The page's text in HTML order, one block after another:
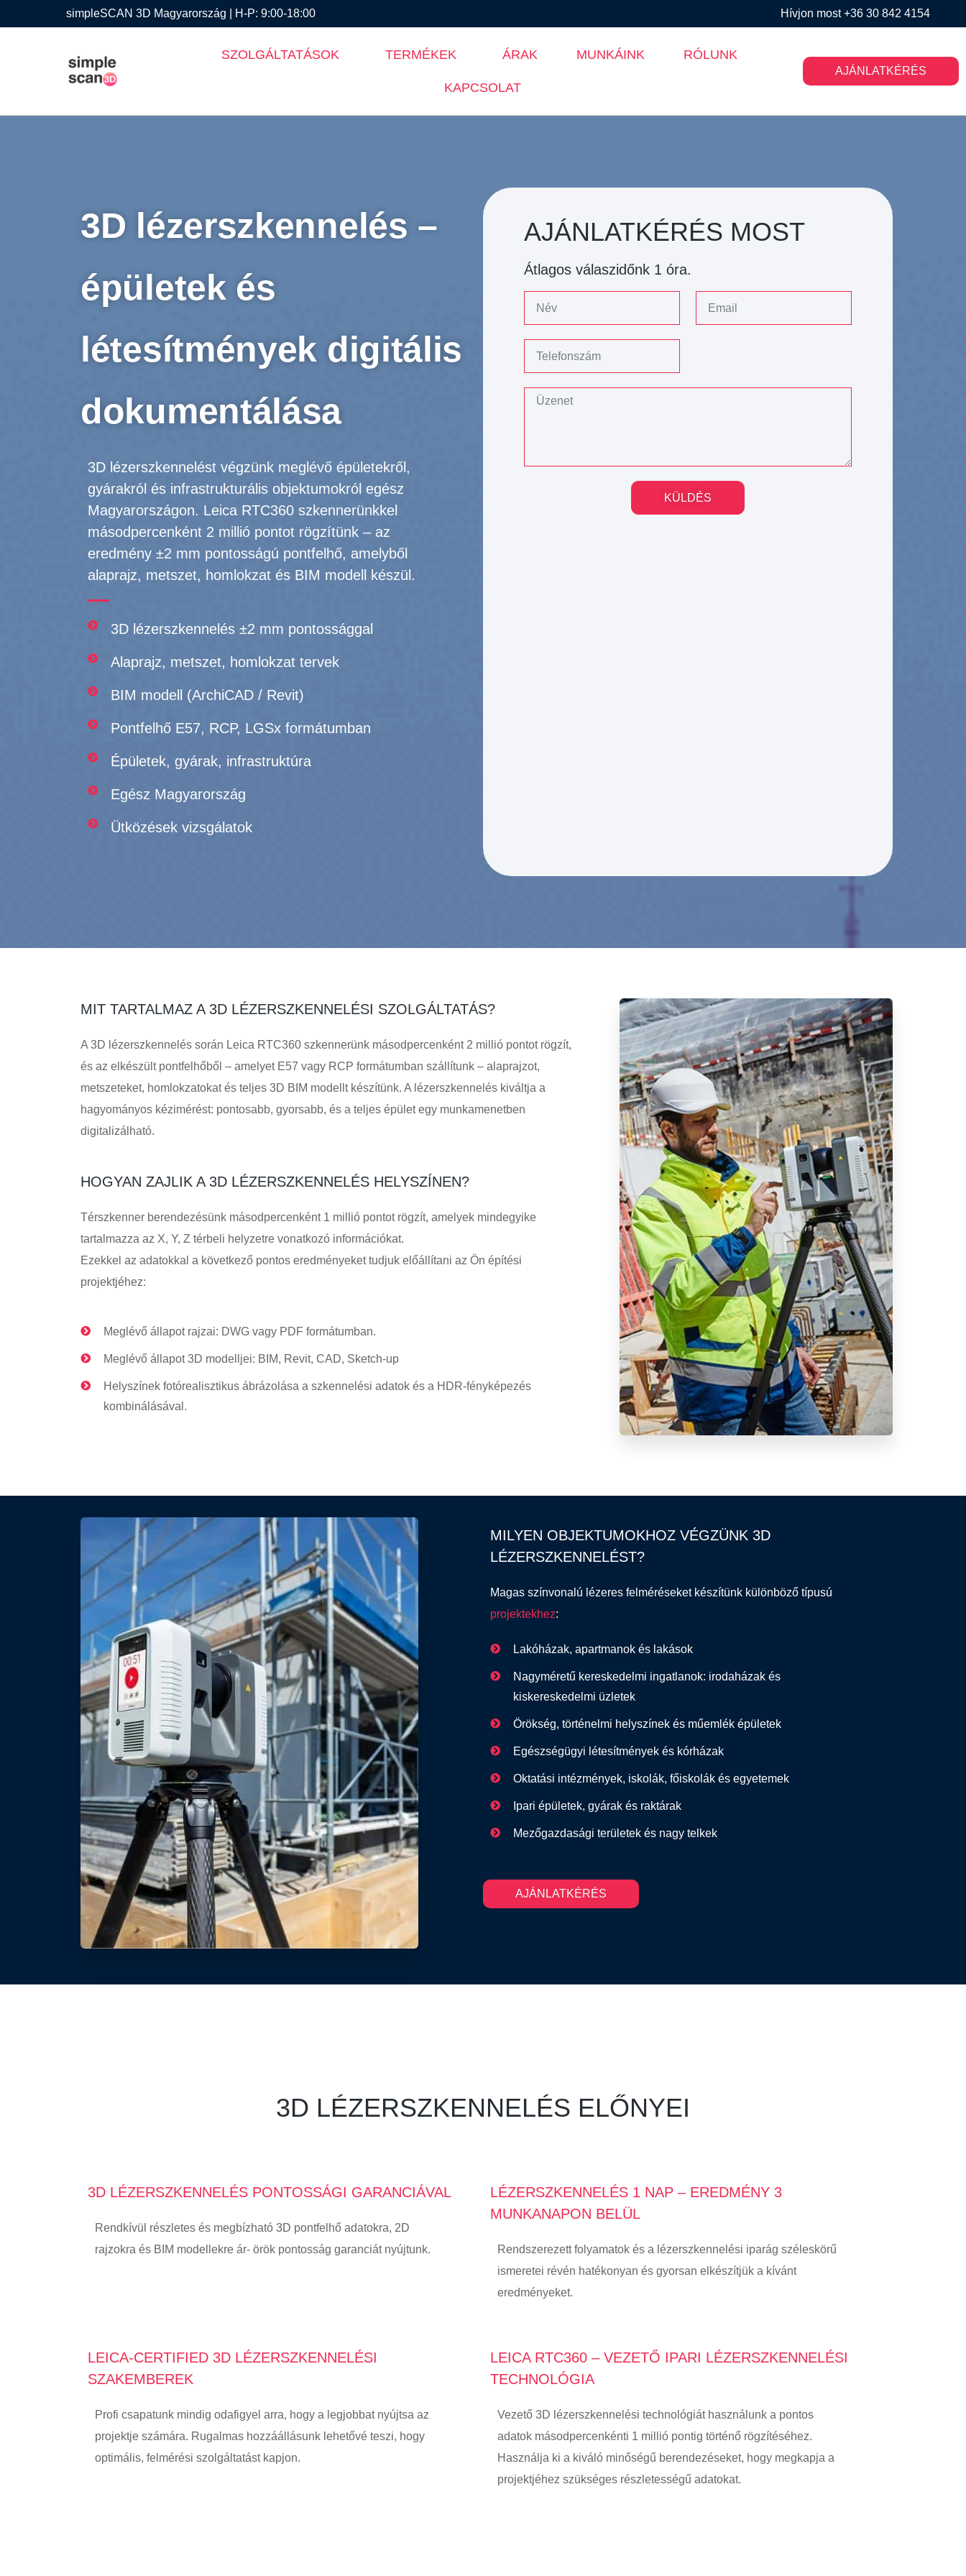
simpleSCAN 3D Magyarország | H-P: 9:00-18:00 Hívjon most +36 30 842 4154
SZOLGÁLTATÁSOK TERMÉKEK ÁRAK MUNKÁINK RÓLUNK
KAPCSOLAT
AJÁNLATKÉRÉS
3D lézerszkennelés –
épületek és
létesítmények digitális
dokumentálása
3D lézerszkennelést végzünk meglévő épületekről,
gyárakról és infrastrukturális objektumokról egész
Magyarországon. Leica RTC360 szkennerünkkel
másodpercenként 2 millió pontot rögzítünk – az
eredmény ±2 mm pontosságú pontfelhő, amelyből
alaprajz, metszet, homlokzat és BIM modell készül.
3D lézerszkennelés ±2 mm pontossággal
Alaprajz, metszet, homlokzat tervek
BIM modell (ArchiCAD / Revit)
Pontfelhő E57, RCP, LGSx formátumban
Épületek, gyárak, infrastruktúra
Egész Magyarország
Ütközések vizsgálatok
AJÁNLATKÉRÉS MOST
Átlagos válaszidőnk 1 óra.
KÜLDÉS
MIT TARTALMAZ A 3D LÉZERSZKENNELÉSI SZOLGÁLTATÁS?
A 3D lézerszkennelés során Leica RTC360 szkennerünk másodpercenként 2 millió pontot rögzít,
és az elkészült pontfelhőből – amelyet E57 vagy RCP formátumban szállítunk – alaprajzot,
metszeteket, homlokzatokat és teljes 3D BIM modellt készítünk. A lézerszkennelés kiváltja a
hagyományos kézimérést: pontosabb, gyorsabb, és a teljes épület egy munkamenetben
digitalizálható.
HOGYAN ZAJLIK A 3D LÉZERSZKENNELÉS HELYSZÍNEN?
Térszkenner berendezésünk másodpercenként 1 millió pontot rögzít, amelyek mindegyike
tartalmazza az X, Y, Z térbeli helyzetre vonatkozó információkat.
Ezekkel az adatokkal a következő pontos eredményeket tudjuk előállítani az Ön építési
projektjéhez:
Meglévő állapot rajzai: DWG vagy PDF formátumban.
Meglévő állapot 3D modelljei: BIM, Revit, CAD, Sketch-up
Helyszínek fotórealisztikus ábrázolása a szkennelési adatok és a HDR-fényképezés
kombinálásával.
MILYEN OBJEKTUMOKHOZ VÉGZÜNK 3D
LÉZERSZKENNELÉST?
Magas színvonalú lézeres felméréseket készítünk különböző típusú
projektekhez:
Lakóházak, apartmanok és lakások
Nagyméretű kereskedelmi ingatlanok: irodaházak és
kiskereskedelmi üzletek
Örökség, történelmi helyszínek és műemlék épületek
Egészségügyi létesítmények és kórházak
Oktatási intézmények, iskolák, főiskolák és egyetemek
Ipari épületek, gyárak és raktárak
Mezőgazdasági területek és nagy telkek
AJÁNLATKÉRÉS
3D LÉZERSZKENNELÉS ELŐNYEI
3D LÉZERSZKENNELÉS PONTOSSÁGI GARANCIÁVAL
Rendkívül részletes és megbízható 3D pontfelhő adatokra, 2D
rajzokra és BIM modellekre ár- örök pontosság garanciát nyújtunk.
LÉZERSZKENNELÉS 1 NAP – EREDMÉNY 3
MUNKANAPON BELÜL
Rendszerezett folyamatok és a lézerszkennelési iparág széleskörű
ismeretei révén hatékonyan és gyorsan elkészítjük a kívánt
eredményeket.
LEICA-CERTIFIED 3D LÉZERSZKENNELÉSI
SZAKEMBEREK
Profi csapatunk mindig odafigyel arra, hogy a legjobbat nyújtsa az
projektje számára. Rugalmas hozzáállásunk lehetővé teszi, hogy
optimális, felmérési szolgáltatást kapjon.
LEICA RTC360 – VEZETŐ IPARI LÉZERSZKENNELÉSI
TECHNOLÓGIA
Vezető 3D lézerszkennelési technológiát használunk a pontos
adatok másodpercenkénti 1 millió pontig történő rögzítéséhez.
Használja ki a kiváló minőségű berendezéseket, hogy megkapja a
projektjéhez szükséges részletességű adatokat.